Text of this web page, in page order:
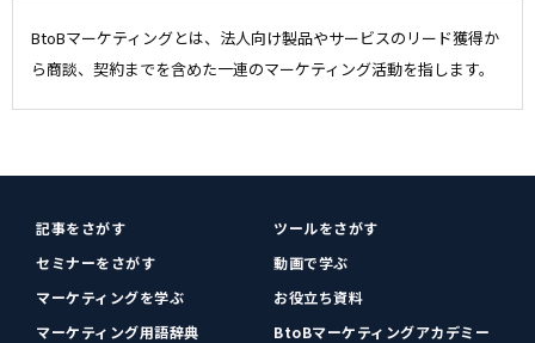
BtoBマーケティングとは、法人向け製品やサービスのリード獲得か
ら商談、契約までを含めた一連のマーケティング活動を指します。
記事をさがす
ツールをさがす
セミナーをさがす
動画で学ぶ
マーケティングを学ぶ
お役立ち資料
マーケティング用語辞典
BtoBマーケティングアカデミー